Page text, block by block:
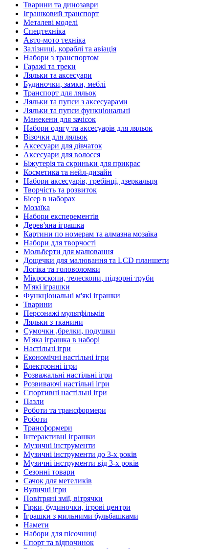
Тварини та динозаври
Іграшковий транспорт
Металеві моделі
Спецтехніка
Авто-мото техніка
Залізниці, кораблі та авіація
Набори з транспортом
Гаражі та треки
Ляльки та аксесуари
Будиночки, замки, меблі
Транспорт для ляльок
Ляльки та пупси з аксесуарами
Ляльки та пупси функціональні
Манекени для зачісок
Набори одягу та аксесуарів для ляльок
Візочки для ляльок
Аксесуари для дівчаток
Аксесуари для волосся
Біжутерія та скриньки для прикрас
Косметика та нейл-дизайн
Набори аксесуарів, гребінці, дзеркальця
Творчість та розвиток
Бісер в наборах
Мозаїка
Набори експерементів
Дерев'яна іграшка
Картини по номерам та алмазна мозаїка
Набори для творчості
Мольберти для малювання
Дощечки для малювання та LCD планшети
Логіка та головоломки
Мікроскопи, телескопи, підзорні труби
М'які іграшки
Функціональні м'які іграшки
Тварини
Персонажі мультфільмів
Ляльки з тканини
Сумочки ,брелки, подушки
М'яка іграшка в наборі
Настільні ігри
Економічні настільні ігри
Електронні ігри
Розважальні настільні ігри
Розвиваючі настільні ігри
Спортивні настільні ігри
Пазли
Роботи та трансформери
Роботи
Трансформери
Інтерактивні іграшки
Музичні інструменти
Музичні інструменти до 3-х років
Музичні інструменти від 3-х років
Сезонні товари
Сачок для метеликів
Вуличні ігри
Повітряні змії, вітрячки
Гірки, будиночки, ігрові центри
Іграшки з мильними бульбашками
Намети
Набори для пісочниці
Спорт та відпочинок